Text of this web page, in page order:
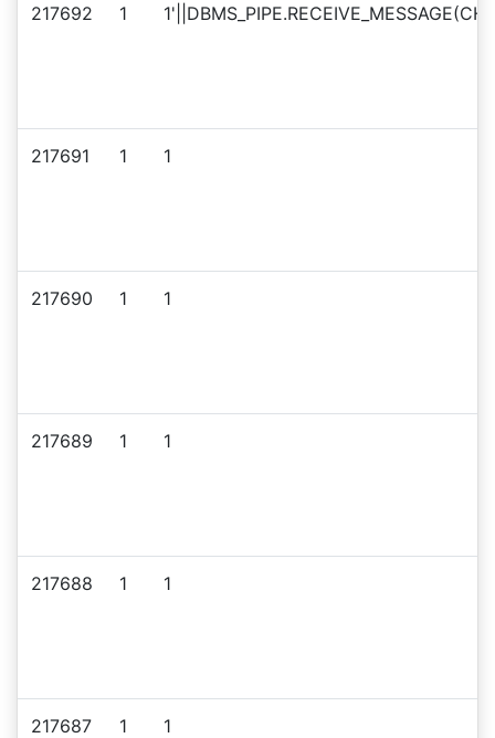
217692 1
217691 1 1
217690 1 1
217689 1 1
217688 1 1
217687 1 1